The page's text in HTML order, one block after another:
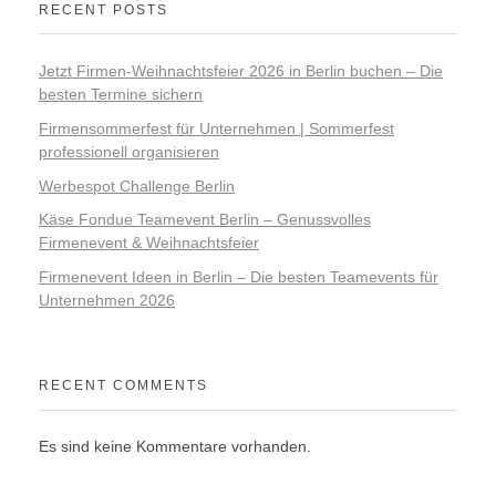
RECENT POSTS
Jetzt Firmen-Weihnachtsfeier 2026 in Berlin buchen – Die
besten Termine sichern
Firmensommerfest für Unternehmen | Sommerfest
professionell organisieren
Werbespot Challenge Berlin
Käse Fondue Teamevent Berlin – Genussvolles
Firmenevent & Weihnachtsfeier
Firmenevent Ideen in Berlin – Die besten Teamevents für
Unternehmen 2026
RECENT COMMENTS
Es sind keine Kommentare vorhanden.